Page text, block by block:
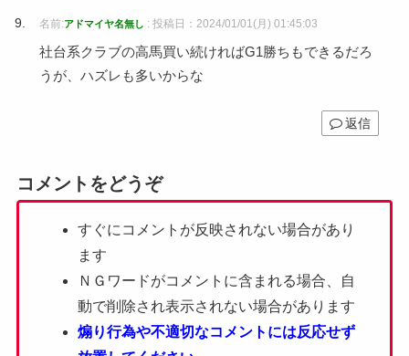
名前:アドマイヤ名無し : 投稿日：2024/01/01(月) 01:45:03
社台系クラブの高馬買い続ければG1勝ちもできるだろ
うが、ハズレも多いからな
返信
コメントをどうぞ
すぐにコメントが反映されない場合があり
ます
ＮＧワードがコメントに含まれる場合、自
動で削除され表示されない場合があります
煽り行為や不適切なコメントには反応せず